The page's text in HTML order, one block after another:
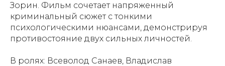
Зорин. Фильм сочетает напряженный
криминальный сюжет с тонкими
психологическими нюансами, демонстрируя
противостояние двух сильных личностей.
В ролях: Всеволод Санаев, Владислав